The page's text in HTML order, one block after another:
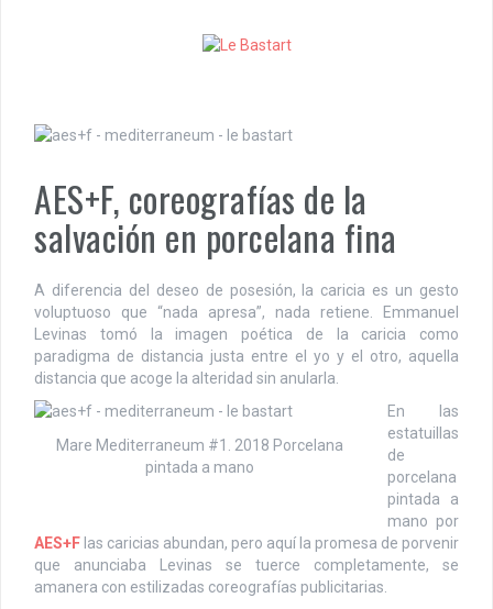
AES+F, coreografías de la
salvación en porcelana fina
A diferencia del deseo de posesión, la caricia es un gesto
voluptuoso que “nada apresa”, nada retiene. Emmanuel
Levinas tomó la imagen poética de la caricia como
paradigma de distancia justa entre el yo y el otro, aquella
distancia que acoge la alteridad sin anularla.
Mare Mediterraneum #1. 2018 Porcelana
pintada a mano
En las
estatuillas
de
porcelana
pintada a
mano por
AES+F las caricias abundan, pero aquí la promesa de porvenir
que anunciaba Levinas se tuerce completamente, se
amanera con estilizadas coreografías publicitarias.